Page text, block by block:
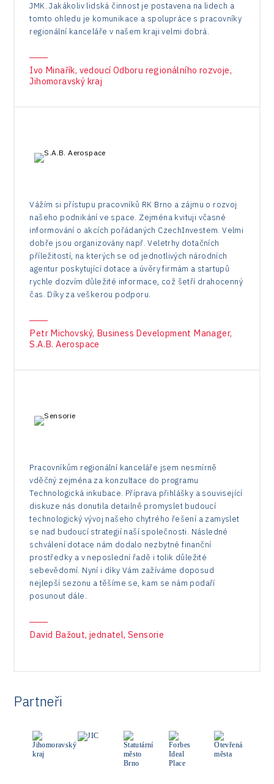
JMK. Jakákoliv lidská činnost je postavena na lidech a
tomto ohledu je komunikace a spolupráce s pracovníky
regionální kanceláře v našem kraji velmi dobrá.
Ivo Minařík, vedoucí Odboru regionálního rozvoje,
Jihomoravský kraj
Vážím si přístupu pracovníků RK Brno a zájmu o rozvoj
našeho podnikání ve space. Zejména kvituji včasné
informování o akcích pořádaných CzechInvestem. Velmi
dobře jsou organizovány např. Veletrhy dotačních
příležitostí, na kterých se od jednotlivých národních
agentur poskytující dotace a úvěry firmám a startupů
rychle dozvím důležité informace, což šetří drahocenný
čas. Díky za veškerou podporu.
Petr Michovský, Business Development Manager,
S.A.B. Aerospace
Pracovníkům regionální kanceláře jsem nesmírně
vděčný zejména za konzultace do programu
Technologická inkubace. Příprava přihlášky a související
diskuze nás donutila detailně promyslet budoucí
technologický vývoj našeho chytrého řešení a zamyslet
se nad budoucí strategií naší společnosti. Následné
schválení dotace nám dodalo nezbytné finanční
prostředky a v neposlední řadě i tolik důležité
sebevědomí. Nyní i díky Vám zažíváme doposud
nejlepší sezonu a těšíme se, kam se nám podaří
posunout dále.
David Bažout, jednatel, Sensorie
Partneři